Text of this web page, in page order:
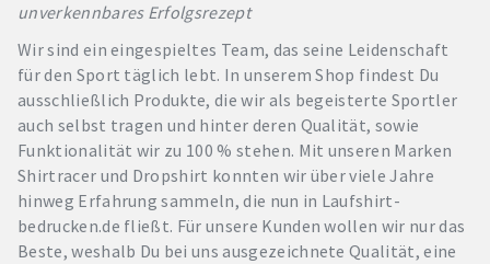
unverkennbares Erfolgsrezept
Wir sind ein eingespieltes Team, das seine Leidenschaft
für den Sport täglich lebt. In unserem Shop findest Du
ausschließlich Produkte, die wir als begeisterte Sportler
auch selbst tragen und hinter deren Qualität, sowie
Funktionalität wir zu 100 % stehen. Mit unseren Marken
Shirtracer und Dropshirt konnten wir über viele Jahre
hinweg Erfahrung sammeln, die nun in Laufshirt-
bedrucken.de fließt. Für unsere Kunden wollen wir nur das
Beste, weshalb Du bei uns ausgezeichnete Qualität, eine